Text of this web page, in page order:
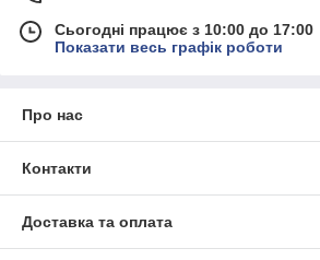
Сьогодні працює з 10:00 до 17:00
Показати весь графік роботи
Про нас
Контакти
Доставка та оплата